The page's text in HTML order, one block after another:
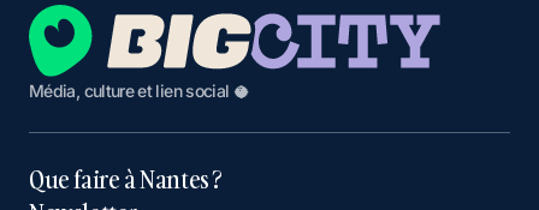
Média, culture et lien social 🥥
Que faire à Nantes ?